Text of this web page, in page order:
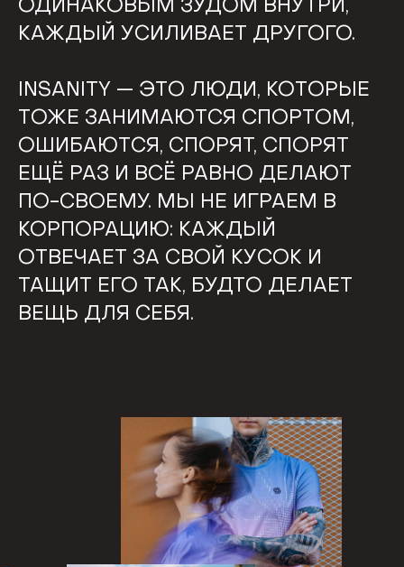
ОДИНАКОВЫМ ЗУДОМ ВНУТРИ,
КАЖДЫЙ УСИЛИВАЕТ ДРУГОГО.
INSANITY — ЭТО ЛЮДИ, КОТОРЫЕ
ТОЖЕ ЗАНИМАЮТСЯ СПОРТОМ,
ОШИБАЮТСЯ, СПОРЯТ, СПОРЯТ
ЕЩЁ РАЗ И ВСЁ РАВНО ДЕЛАЮТ
ПО-СВОЕМУ. МЫ НЕ ИГРАЕМ В
КОРПОРАЦИЮ: КАЖДЫЙ
ОТВЕЧАЕТ ЗА СВОЙ КУСОК И
ТАЩИТ ЕГО ТАК, БУДТО ДЕЛАЕТ
ВЕЩЬ ДЛЯ СЕБЯ.